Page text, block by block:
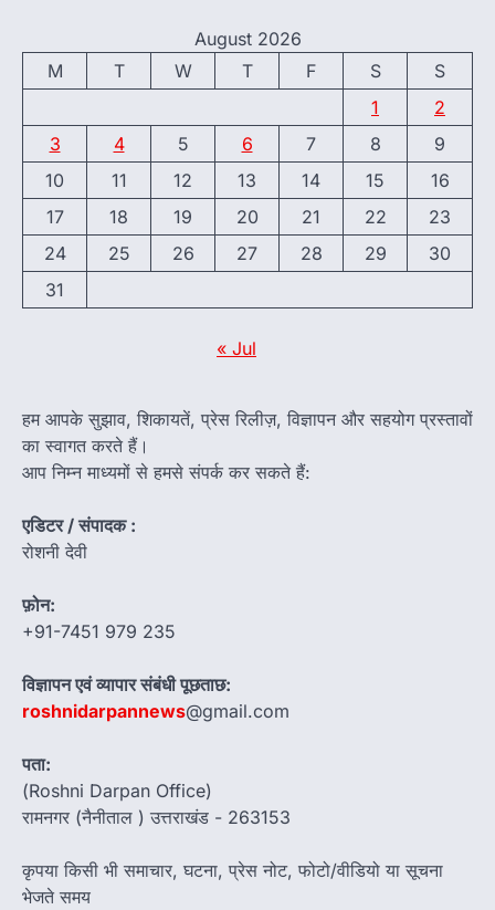
August 2026
M
T W T F S
S
1
2
3
4 5 6 7 8
9
10
11 12 13 14 15
16
17
18 19 20 21 22
23
24
25 26 27 28 29
30
31
« Jul
हम आपके सुझाव, शिकायतें, प्रेस रिलीज़, विज्ञापन और सहयोग प्रस्तावों
का स्वागत करते हैं।
आप निम्न माध्यमों से हमसे संपर्क कर सकते हैं:
एडिटर / संपादक :
रोशनी देवी
फ़ोन:
+91-7451 979 235
विज्ञापन एवं व्यापार संबंधी पूछताछ:
roshnidarpannews@gmail.com
पता:
(Roshni Darpan Office)
रामनगर (नैनीताल ) उत्तराखंड - 263153
कृपया किसी भी समाचार, घटना, प्रेस नोट, फोटो/वीडियो या सूचना
भेजते समय